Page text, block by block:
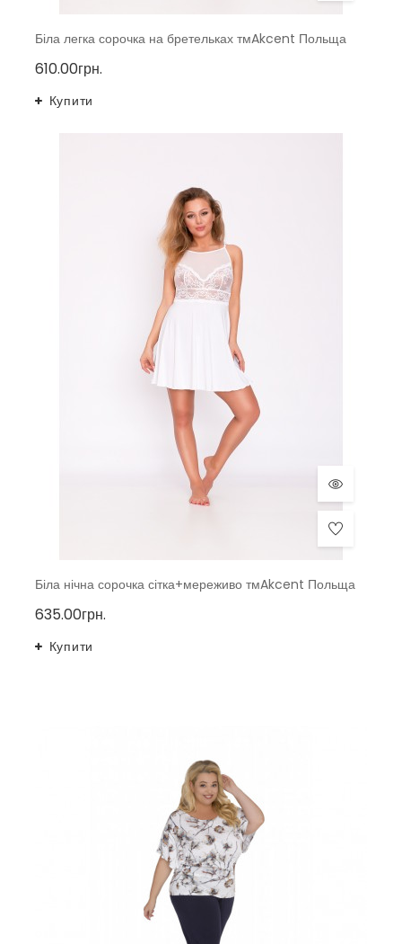
Біла легка сорочка на бретельках тмAkcent Польща
610.00грн.
Купити
Біла нічна сорочка сітка+мереживо тмAkcent Польща
635.00грн.
Купити